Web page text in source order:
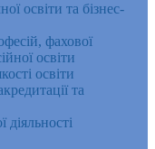
освіти та бізнес-
фахової
освіти
освіти
та
діяльності